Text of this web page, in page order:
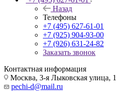
Назад
Телефоны
+7 (495) 627-61-01
+7 (925) 904-93-00
+7 (926) 631-24-82
Заказать звонок
Контактная информация
Москва, 3-я Лыковская улица,
pechi-d@mail.ru